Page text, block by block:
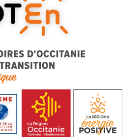
| Territoires
pour la Transition